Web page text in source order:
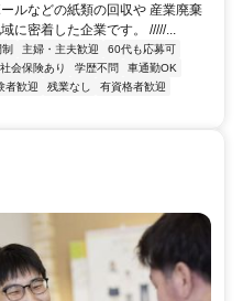
ルなどの紙類の回収や 産業廃棄
に密着した企業です。 /////...
主婦・主夫歓迎
60代も応募可
社会保険あり 学歴不問
車通勤OK
者歓迎 残業なし
有資格者歓迎